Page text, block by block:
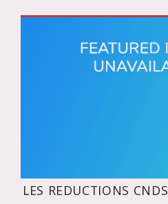
LES REDUCTIONS CNDS